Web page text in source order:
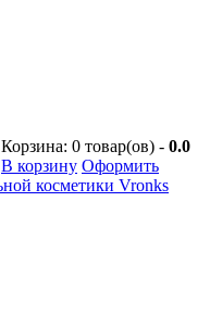
Корзина: 0 товар(ов) - 0.0
В корзину Оформить